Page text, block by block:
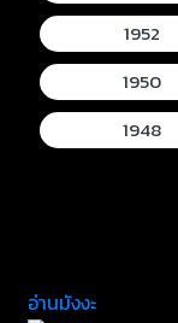
1952
1950
1948
อ่านมังงะ